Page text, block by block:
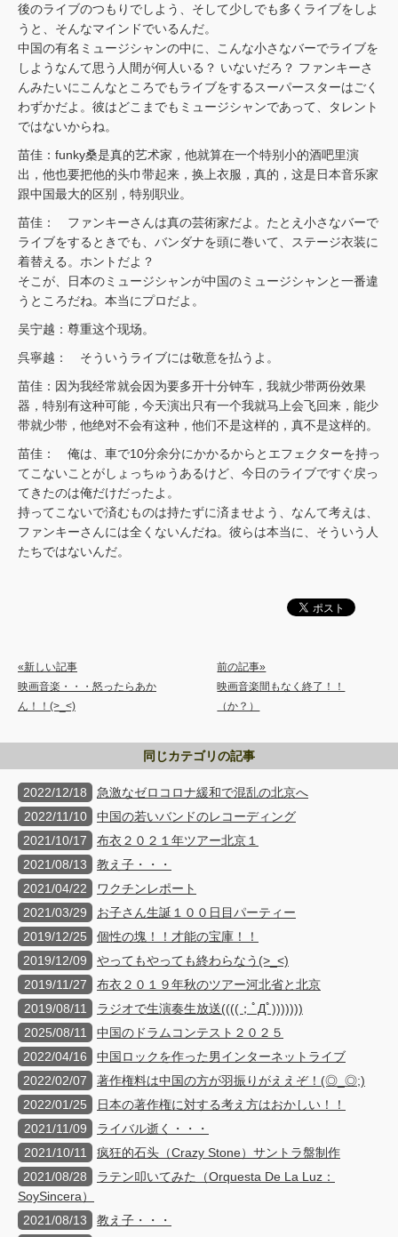
後のライブのつもりでしよう、そして少しでも多くライブをしよ
うと、そんなマインドでいるんだ。
中国の有名ミュージシャンの中に、こんな小さなバーでライブを
しようなんて思う人間が何人いる？ いないだろ？ ファンキーさ
んみたいにこんなところでもライブをするスーパースターはごく
わずかだよ。彼はどこまでもミュージシャンであって、タレント
ではないからね。
苗佳：funky桑是真的艺术家，他就算在一个特别小的酒吧里演
出，他也要把他的头巾带起来，换上衣服，真的，这是日本音乐家
跟中国最大的区别，特别职业。
苗佳： ファンキーさんは真の芸術家だよ。たとえ小さなバーで
ライブをするときでも、バンダナを頭に巻いて、ステージ衣装に
着替える。ホントだよ？
そこが、日本のミュージシャンが中国のミュージシャンと一番違
うところだね。本当にプロだよ。
吴宁越：尊重这个现场。
呉寧越： そういうライブには敬意を払うよ。
苗佳：因为我经常就会因为要多开十分钟车，我就少带两份效果
器，特别有这种可能，今天演出只有一个我就马上会飞回来，能少
带就少带，他绝对不会有这种，他们不是这样的，真不是这样的。
苗佳： 俺は、車で10分余分にかかるからとエフェクターを持っ
てこないことがしょっちゅうあるけど、今日のライブですぐ戻っ
てきたのは俺だけだったよ。
持ってこないで済むものは持たずに済ませよう、なんて考えは、
ファンキーさんには全くないんだね。彼らは本当に、そういう人
たちではないんだ。
«新しい記事
映画音楽・・・怒ったらあか
ん！！(>_<)
前の記事»
映画音楽間もなく終了！！
（か？）
同じカテゴリの記事
2022/12/18
急激なゼロコロナ緩和で混乱の北京へ
2022/11/10
中国の若いバンドのレコーディング
2021/10/17
布衣２０２１年ツアー北京１
2021/08/13
教え子・・・
2021/04/22
ワクチンレポート
2021/03/29
お子さん生誕１００日目パーティー
2019/12/25
個性の塊！！才能の宝庫！！
2019/12/09
やってもやっても終わらなう(>_<)
2019/11/27
布衣２０１９年秋のツアー河北省と北京
2019/08/11
ラジオで生演奏生放送((((；ﾟДﾟ)))))))
2025/08/11
中国のドラムコンテスト２０２５
2022/04/16
中国ロックを作った男インターネットライブ
2022/02/07
著作権料は中国の方が羽振りがええぞ！(◎_◎;)
2022/01/25
日本の著作権に対する考え方はおかしい！！
2021/11/09
ライバル逝く・・・
2021/10/11
疯狂的石头（Crazy Stone）サントラ盤制作
2021/08/28
ラテン叩いてみた（Orquesta De La Luz：
SoySincera）
2021/08/13
教え子・・・